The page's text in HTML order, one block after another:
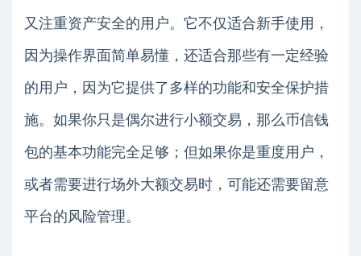
又注重资产安全的用户。它不仅适合新手使用，
因为操作界面简单易懂，还适合那些有一定经验
的用户，因为它提供了多样的功能和安全保护措
施。如果你只是偶尔进行小额交易，那么币信钱
包的基本功能完全足够；但如果你是重度用户，
或者需要进行场外大额交易时，可能还需要留意
平台的风险管理。